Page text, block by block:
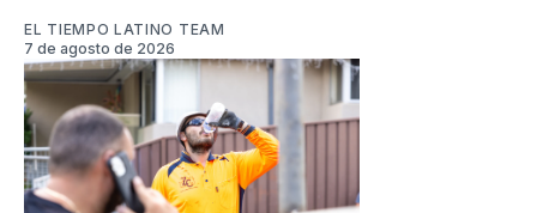
EL TIEMPO LATINO TEAM
7 de agosto de 2026